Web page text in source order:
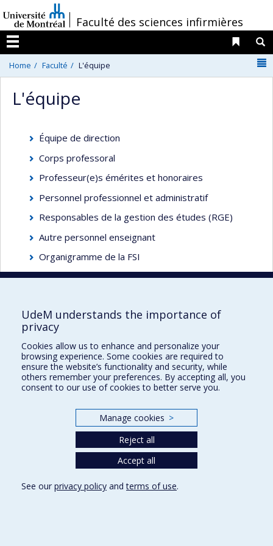
au
contenu
/Faculté des sciences infirmières
Menu
Liens
Home Faculté L'équipe
L'équipe
Équipe de direction
Corps professoral
Professeur(e)s émérites et honoraires
Personnel professionnel et administratif
Responsables de la gestion des études (RGE)
Autre personnel enseignant
Organigramme de la FSI
Faculté des sciences infirmières
Pavillon Marguerite-d'Youville
2375, chemin de la Côte-Sainte-Catherine
Montréal (Québec) H3T 1A8
Lien Google Maps
UdeM understands the importance of
privacy
Cookies allow us to enhance and personalize your
browsing experience. Some cookies are required to
ensure the website’s functionality and security, while
others remember your preferences. By accepting all, you
consent to our use of cookies to better serve you.
Manage cookies >
Reject all
Accept all
See our privacy policy andterms of use.